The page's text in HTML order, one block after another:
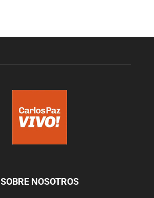
SOBRE NOSOTROS